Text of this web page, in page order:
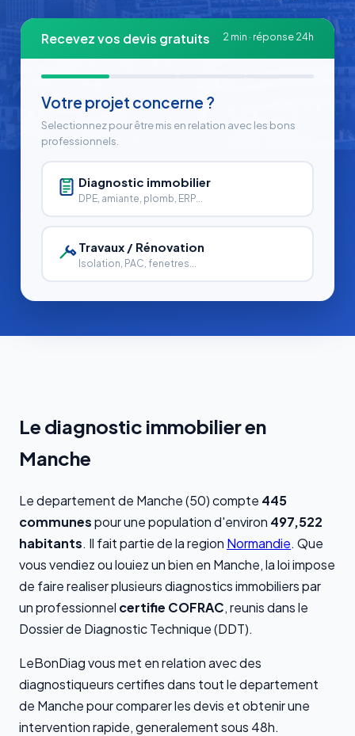
Recevez vos devis gratuits 2 min · réponse 24h
Votre projet concerne ?
Selectionnez pour être mis en relation avec les bons
professionnels.
Diagnostic immobilier
DPE, amiante, plomb, ERP...
Travaux / Rénovation
Isolation, PAC, fenetres...
Le diagnostic immobilier en
Manche
Le departement de Manche (50) compte 445
communespour une population d'environ 497,522
habitants. Il fait partie de la region Normandie. Que
vous vendiez ou louiez un bien en Manche, la loi impose
de faire realiser plusieurs diagnostics immobiliers par
un professionnel certifie COFRAC, reunis dans le
Dossier de Diagnostic Technique (DDT).
LeBonDiag vous met en relation avec des
diagnostiqueurs certifies dans tout le departement
de Manche pour comparer les devis et obtenir une
intervention rapide, generalement sous 48h.